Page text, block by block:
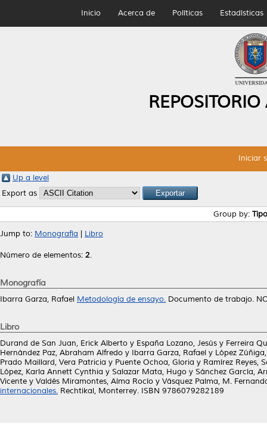
Inicio Acerca de Políticas Estadísticas
Iniciar
Up a level
Export as
Group by:
Jump to: Monografía Libro
Número de elementos: 2.
Monografía
Ibarra Garza, Rafael Metodología de ensayo. Documento de trabajo.
Libro
Durand de San Juan, Erick Alberto y España Lozano, Jesús y Ferreira
Hernández Paz, Abraham Alfredo y Ibarra Garza, Rafael y López
Prado Maillard, Vera Patricia y Puente Ochoa, Gloria y Ramírez Reyes,
López, Karla Annett Cynthia y Salazar Mata, Hugo y Sánchez García,
Vicente y Valdés Miramontes, Alma Rocío y Vásquez Palma, M.
internacionales. Rechtikal, Monterrey. ISBN 9786079282189